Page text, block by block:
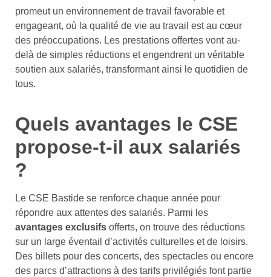
promeut un environnement de travail favorable et
engageant, où la qualité de vie au travail est au cœur
des préoccupations. Les prestations offertes vont au-
delà de simples réductions et engendrent un véritable
soutien aux salariés, transformant ainsi le quotidien de
tous.
Quels avantages le CSE
propose-t-il aux salariés
?
Le CSE Bastide se renforce chaque année pour
répondre aux attentes des salariés. Parmi les
avantages exclusifs offerts, on trouve des réductions
sur un large éventail d’activités culturelles et de loisirs.
Des billets pour des concerts, des spectacles ou encore
des parcs d’attractions à des tarifs privilégiés font partie